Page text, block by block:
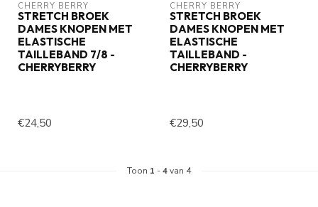
CHERRY BERRY
STRETCH BROEK
DAMES KNOPEN MET
ELASTISCHE
TAILLEBAND 7/8 -
CHERRYBERRY
€24,50
CHERRY BERRY
STRETCH BROEK
DAMES KNOPEN MET
ELASTISCHE
TAILLEBAND -
CHERRYBERRY
€29,50
Toon 1 -4van 4